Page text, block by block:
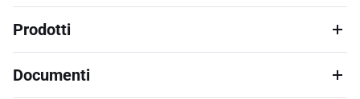
Prodotti
Documenti